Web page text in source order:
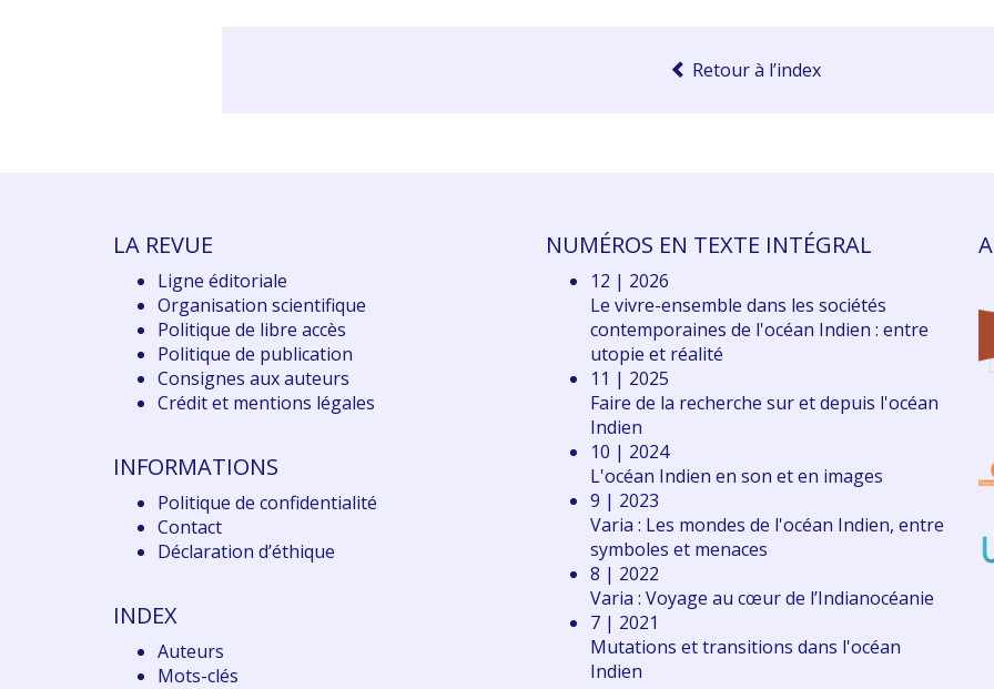
Retour à l’index
LA REVUE
Ligne éditoriale
Organisation scientifique
Politique de libre accès
Politique de publication
Consignes aux auteurs
Crédit et mentions légales
INFORMATIONS
Politique de confidentialité
Contact
Déclaration d’éthique
INDEX
Auteurs
Mots-clés
NUMÉROS EN TEXTE INTÉGRAL
12 | 2026
Le vivre-ensemble dans les sociétés
contemporaines de l'océan Indien : entre
utopie et réalité
11 | 2025
Faire de la recherche sur et depuis l'océan
Indien
10 | 2024
L'océan Indien en son et en images
9 | 2023
Varia : Les mondes de l'océan Indien, entre
symboles et menaces
8 | 2022
Varia : Voyage au cœur de l’Indianocéanie
7 | 2021
Mutations et transitions dans l'océan
Indien